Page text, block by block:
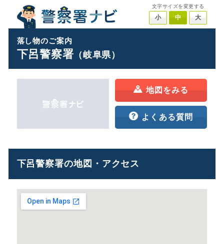
文字サイズを変更する
小 中 大
落し物のご案内
下呂警察署（岐阜県）
地図をみる
よくある質問
下呂警察署の地図・アクセス